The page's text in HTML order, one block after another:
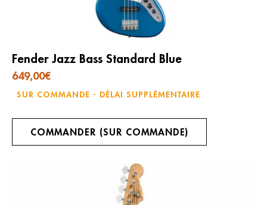
Fender Jazz Bass Standard Blue
649,00€
SUR COMMANDE - DÉLAI SUPPLÉMENTAIRE
COMMANDER (SUR COMMANDE)